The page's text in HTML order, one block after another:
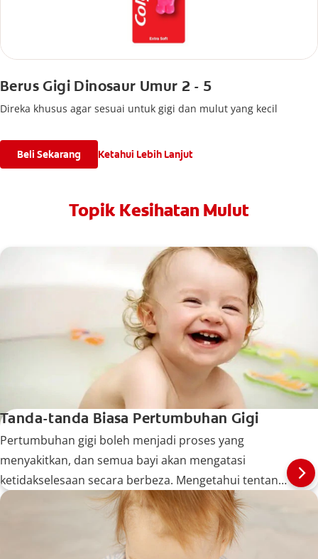
Berus Gigi Dinosaur Umur 2 - 5
Direka khusus agar sesuai untuk gigi dan mulut yang kecil
Beli Sekarang Ketahui Lebih Lanjut
Topik Kesihatan Mulut
Tanda-tanda Biasa Pertumbuhan Gigi
Pertumbuhan gigi boleh menjadi proses yang
menyakitkan, dan semua bayi akan mengatasi
ketidakselesaan secara berbeza. Mengetahui tentang
tanda-tanda biasa boleh membantu anda
memastikan bayi anda selesa sepanjang proses ini.